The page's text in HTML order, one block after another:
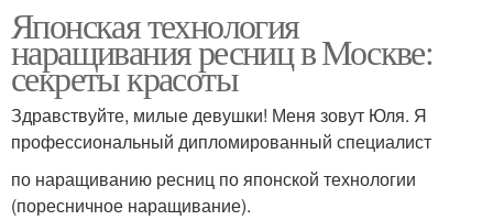
Японская технология
наращивания ресниц в Москве:
секреты красоты
Здравствуйте, милые девушки! Меня зовут Юля. Я
профессиональный дипломированный специалист
по наращиванию ресниц по японской технологии
(поресничное наращивание).